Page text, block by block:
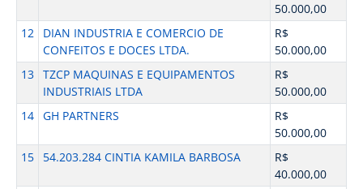
50.000,00
12
DIAN INDUSTRIA E COMERCIO DE
CONFEITOS E DOCES LTDA.
R$
50.000,00
13 TZCP MAQUINAS E EQUIPAMENTOS
INDUSTRIAIS LTDA
R$
50.000,00
14 GH PARTNERS
R$
50.000,00
15
54.203.284 CINTIA KAMILA BARBOSA
R$
40.000,00